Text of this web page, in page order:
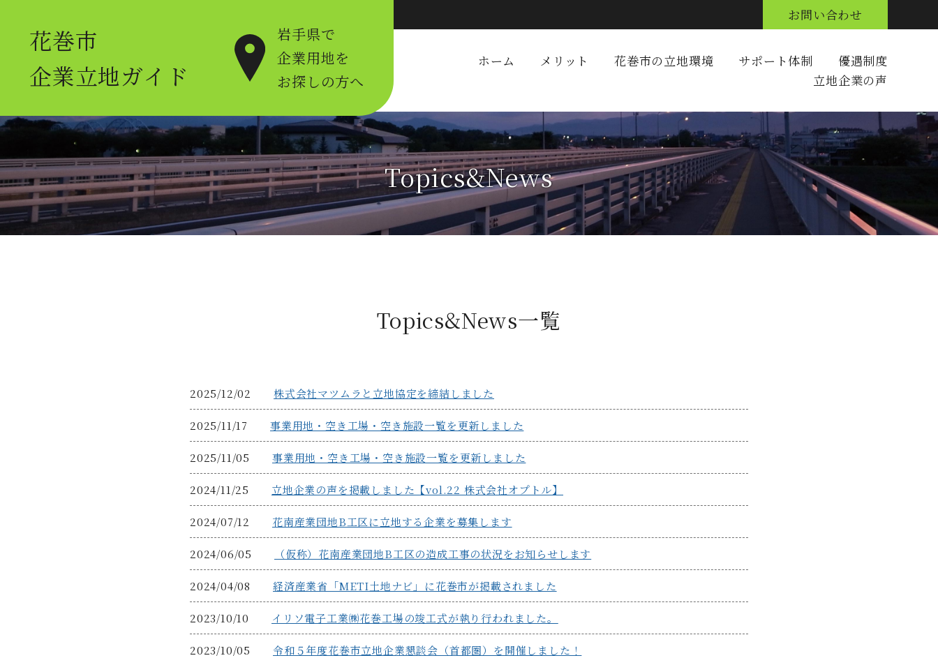
花巻市
企業立地ガイド
岩手県で
企業用地を
お探しの方へ
お問い合わせ
ホーム メリット 花巻市の立地環境 サポート体制
優遇制度
立地企業の声
Topics&News
Topics&News一覧
2025/12/02 株式会社マツムラと立地協定を締結しました
2025/11/17 事業用地・空き工場・空き施設一覧を更新しました
2025/11/05 事業用地・空き工場・空き施設一覧を更新しました
2024/11/25 立地企業の声を掲載しました【vol.22 株式会社オプトル】
2024/07/12 花南産業団地B工区に立地する企業を募集します
2024/06/05 （仮称）花南産業団地B工区の造成工事の状況をお知らせします
2024/04/08 経済産業省「METI土地ナビ」に花巻市が掲載されました
2023/10/10 イリソ電子工業㈱花巻工場の竣工式が執り行われました。
2023/10/05 令和５年度花巻市立地企業懇談会（首都圏）を開催しました！